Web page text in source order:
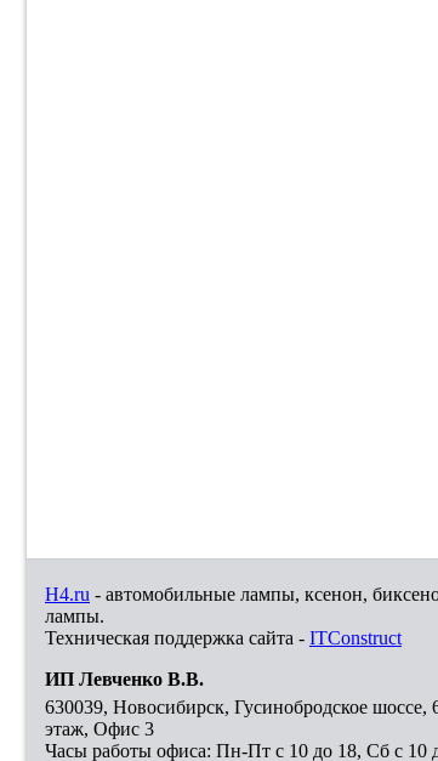
H4.ru - автомобильные лампы, ксенон,
лампы.
Техническая поддержка сайта - ITConstruct
ИП Левченко В.В.
630039, Новосибирск, Гусинобродское
этаж, Офис 3
Часы работы офиса: Пн-Пт с 10 до 18, Сб с 10